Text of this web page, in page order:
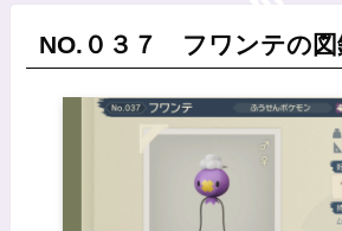
NO.０３７ フワンテの図